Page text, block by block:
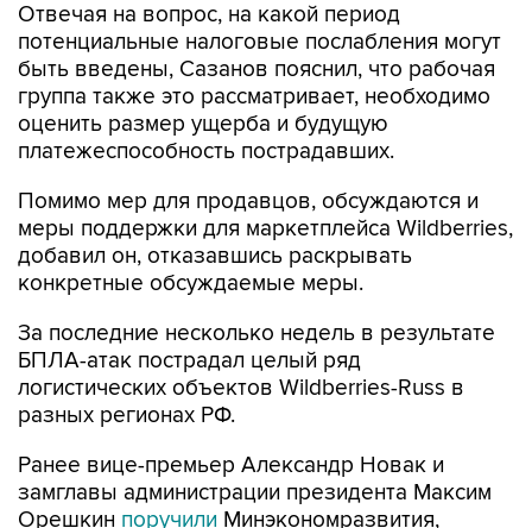
Отвечая на вопрос, на какой период
потенциальные налоговые послабления могут
быть введены, Сазанов пояснил, что рабочая
группа также это рассматривает, необходимо
оценить размер ущерба и будущую
платежеспособность пострадавших.
Помимо мер для продавцов, обсуждаются и
меры поддержки для маркетплейса Wildberries,
добавил он, отказавшись раскрывать
конкретные обсуждаемые меры.
За последние несколько недель в результате
БПЛА-атак пострадал целый ряд
логистических объектов Wildberries-Russ в
разных регионах РФ.
Ранее вице-премьер Александр Новак и
замглавы администрации президента Максим
Орешкин поручили Минэкономразвития,